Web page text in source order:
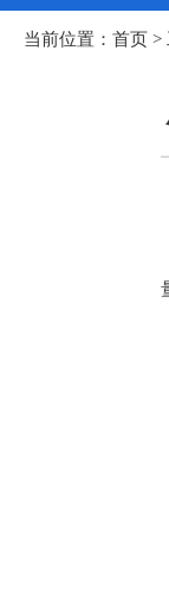
当前位置： 首页 >